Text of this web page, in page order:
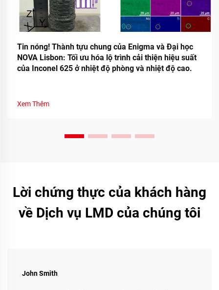
Tin nóng! Thành tựu chung của Enigma và Đại học
NOVA Lisbon: Tối ưu hóa lộ trình cải thiện hiệu suất
của Inconel 625 ở nhiệt độ phòng và nhiệt độ cao.
Xem Thêm
Lời chứng thực của khách hàng
về Dịch vụ LMD của chúng tôi
John Smith